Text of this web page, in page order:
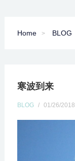
Home BLOG
寒波到来
BLOG / 01/26/2018